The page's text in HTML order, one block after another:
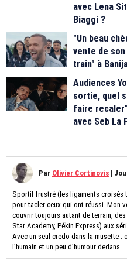
avec Lena
Biaggi ?
"Un beau
vente de
train" à
Audiences
sortie, quel
faire
avec Seb La
Par Olivier Cortinovis |
Sportif frustré (les ligaments croisés
pour tacler ceux qui ont réussi. Mon
couvrir toujours autant de terrain,
Star Academy, Pékin Express) aux
Avec un seul credo dans la musette
l’humain et un peu d’humour dedans